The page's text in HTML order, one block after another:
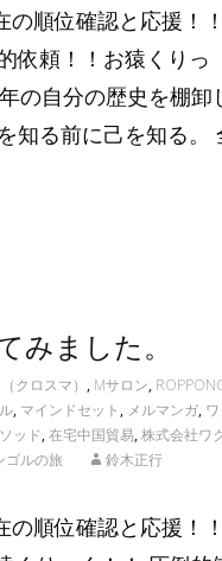
順位確認と応援！！
頼！！お猿くりっ
の自分の歴史を棚卸
知る前に己を知る。
みました。
クロスマ） , Mサロン,
, マインドセット , メルマンガ,
ッド,在宅中国貿易,株式会社ワ
ゴルの旅 鈴木正行
順位確認と応援！！